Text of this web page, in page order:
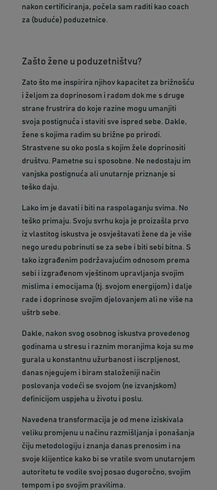
nakon certificiranja, počela sam raditi kao coach
za (buduće) poduzetnice.
Zašto žene u poduzetništvu?
Zato što me inspirira njihov kapacitet za brižnošću
i željom za doprinosom i radom dok me s druge
strane frustrira do koje razine mogu umanjiti
svoja postignuća i staviti sve ispred sebe. Dakle,
žene s kojima radim su brižne po prirodi.
Strastvene su oko posla s kojim žele doprinositi
društvu. Pametne su i sposobne. Ne nedostaju im
vanjska postignuća ali unutarnje priznanje si
teško daju.
Lako im je davati i biti na raspolaganju svima. No
teško primaju. Svoju svrhu koja je proizašla prvo
iz vlastitog iskustva je osvještavati žene da je više
nego uredu pobrinuti se za sebe i biti sebi bitna. S
tako izgrađenim podržavajućim odnosom prema
sebi i izgrađenom vještinom upravljanja svojim
mislima i emocijama (tj. svojom energijom) i dalje
rade i doprinose svojim djelovanjem ali ne više na
uštrb sebe.
Dakle, nakon svog osobnog iskustva provedenog
godinama u stresu i raznim moranjima koja su me
gurala u konstantnu užurbanost i iscrpljenost,
danas njegujem i biram staloženiji način
poslovanja vodeći se svojom (ne izvanjskom)
definicijom uspjeha u životu i poslu.
Navedena transformacija je od mene iziskivala
veliku promjenu u načinu razmišljanja i ponašanja
čiju metodologiju i znanja danas prenosim i na
svoje klijentice kako bi se vratile svom unutarnjem
autoritetu te vodile svoj posao dugoročno, svojim
tempom i po svojim pravilima.